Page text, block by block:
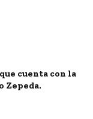
cuenta con la
Zepeda.